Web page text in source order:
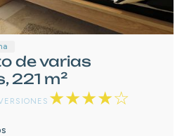
de varias
221 m²
★★★★☆